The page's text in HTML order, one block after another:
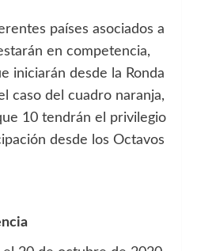
países asociados a
en competencia,
iniciarán desde la Ronda
caso del cuadro naranja,
10 tendrán el privilegio
desde los Octavos